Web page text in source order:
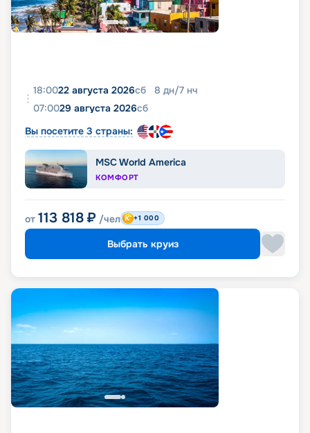
18:0022 августа 2026сб 8 дн/7 нч
07:0029 августа 2026сб
Вы посетите 3 страны:
MSC World America
КОМФОРТ
от 113 818 ₽ /чел +1 000
Выбрать круиз